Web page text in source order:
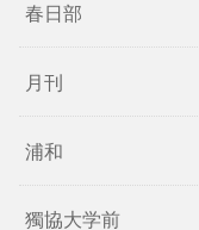
春日部
月刊
浦和
獨協大学前